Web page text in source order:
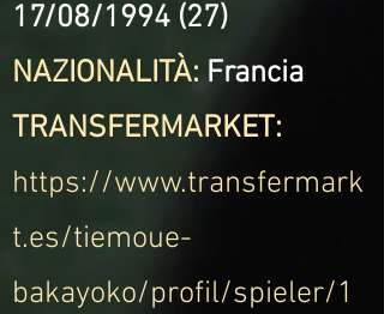
17/08/1994 (27)
NAZIONALITÀ: Francia
TRANSFERMARKET:
https://www.transfermark
t.es/tiemoue-
bakayoko/profil/spieler/1